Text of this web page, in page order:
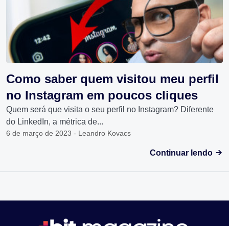
Como saber quem visitou meu perfil
no Instagram em poucos cliques
Quem será que visita o seu perfil no Instagram? Diferente
do LinkedIn, a métrica de...
6 de março de 2023 - Leandro Kovacs
Continuar lendo